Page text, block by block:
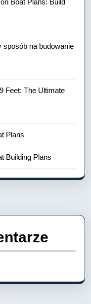
na budowanie
Feet: The Ultimate
Plans
Building Plans